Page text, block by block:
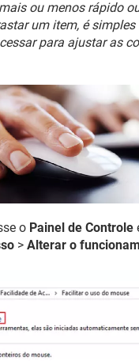
EXCEL
GMAIL
ou menos rápido
um item, é
para ajustar as
o Painel de Controle
> Alterar o